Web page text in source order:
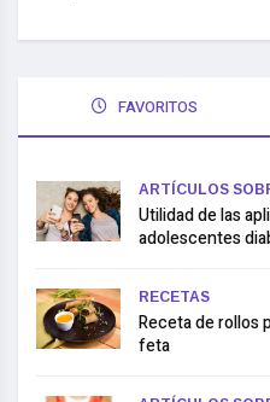
FAVORITOS
ARTÍCULOS
Utilidad de las
adolescentes
RECETAS
Receta de rollos
feta